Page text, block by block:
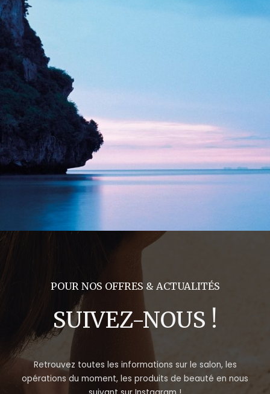
POUR NOS OFFRES & ACTUALITÉS
SUIVEZ-NOUS !
Retrouvez toutes les informations sur le salon, les
opérations du moment, les produits de beauté en nous